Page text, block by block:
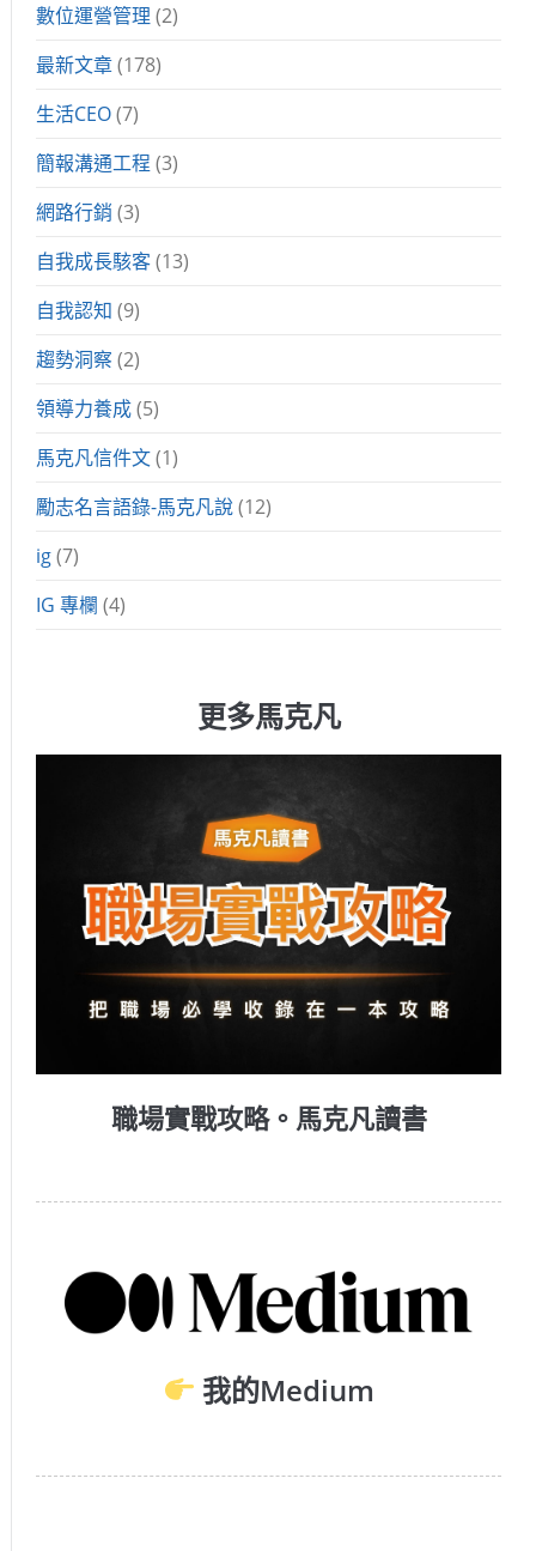
數位運營管理 (2)
最新文章(178)
生活CEO(7)
簡報溝通工程 (3)
網路行銷 (3)
自我成長駭客(13)
自我認知 (9)
趨勢洞察 (2)
領導力養成(5)
馬克凡信件文(1)
勵志名言語錄-馬克凡說(12)
ig(7)
IG 專欄 (4)
更多馬克凡
職場實戰攻略。馬克凡讀書
我的Medium